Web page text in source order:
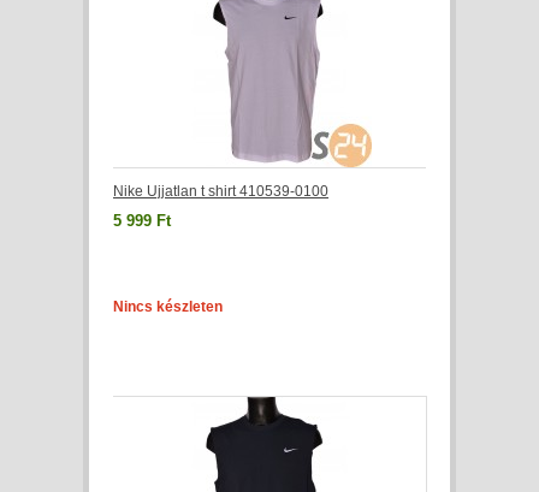
Nike Ujjatlan t shirt 410539-0100
5 999 Ft
Nincs készleten